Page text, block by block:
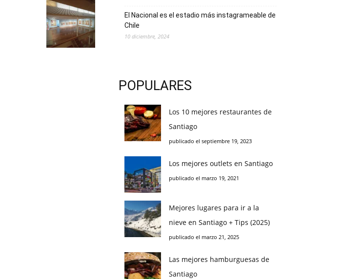
El Nacional es el estadio más instagrameable de
Chile
10 diciembre, 2024
POPULARES
Los 10 mejores restaurantes de
Santiago
publicado el septiembre 19, 2023
Los mejores outlets en Santiago
publicado el marzo 19, 2021
Mejores lugares para ir a la
nieve en Santiago + Tips (2025)
publicado el marzo 21, 2025
Las mejores hamburguesas de
Santiago